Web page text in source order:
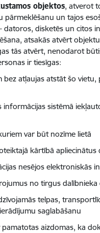
objektos, atverot
pārmeklēšanu un tajos
disketēs un citos
atsakās atvērt
tās atvērt, nenodarot
ir tiesīgas:
atļaujas atstāt šo
sistēmā
var būt nozīme lietā
kārtībā
nesējos elektroniskās
no tirgus
telpas,
saglabāšanu
pamatotas aizdomas, ka